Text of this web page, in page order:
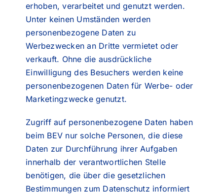
erhoben, verarbeitet und genutzt werden.
Unter keinen Umständen werden
personenbezogene Daten zu
Werbezwecken an Dritte vermietet oder
verkauft. Ohne die ausdrückliche
Einwilligung des Besuchers werden keine
personenbezogenen Daten für Werbe- oder
Marketingzwecke genutzt.
Zugriff auf personenbezogene Daten haben
beim BEV nur solche Personen, die diese
Daten zur Durchführung ihrer Aufgaben
innerhalb der verantwortlichen Stelle
benötigen, die über die gesetzlichen
Bestimmungen zum Datenschutz informiert